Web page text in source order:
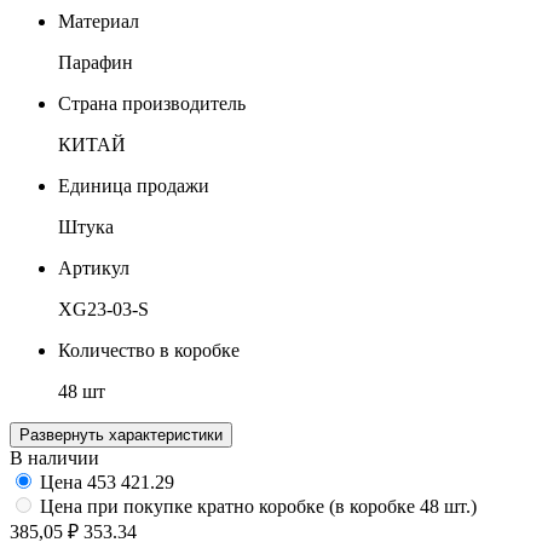
Материал
Парафин
Страна производитель
КИТАЙ
Единица продажи
Штука
Артикул
XG23-03-S
Количество в коробке
48 шт
Развернуть характеристики
В наличии
Цена 453 421.29
Цена при покупке кратно коробке (в коробке 48 шт.)
385,05 ₽ 353.34